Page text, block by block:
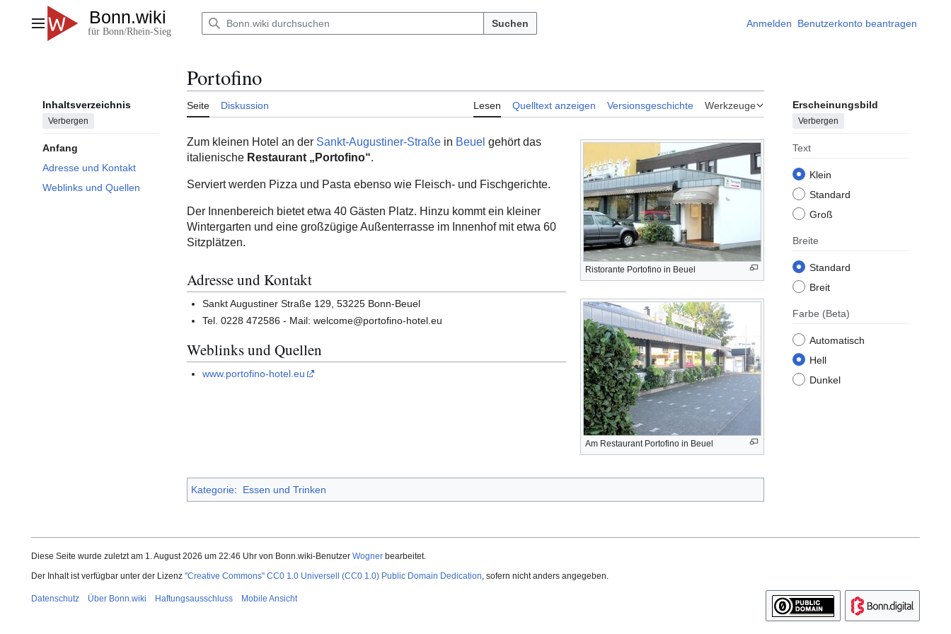
springenHauptmenü Suchen Anmelden Benutzerkonto beantragen
Inhaltsverzeichnis
Verbergen
Anfang
Adresse und Kontakt
Weblinks und Quellen
Portofino
Seite Diskussion Lesen Quelltext anzeigen Versionsgeschichte Werkzeuge Erscheinungsbild
Verbergen
Text
Klein
Standard
Groß
Breite
Standard
Breit
Farbe (Beta)
Automatisch
Hell
Dunkel
Ristorante Portofino in Beuel
Am Restaurant Portofino in Beuel
Zum kleinen Hotel an der Sankt-Augustiner-Straße in Beuel gehört das
italienische Restaurant „Portofino“.
Serviert werden Pizza und Pasta ebenso wie Fleisch- und Fischgerichte.
Der Innenbereich bietet etwa 40 Gästen Platz. Hinzu kommt ein kleiner
Wintergarten und eine großzügige Außenterrasse im Innenhof mit etwa 60
Sitzplätzen.
Adresse und Kontakt
Sankt Augustiner Straße 129, 53225 Bonn-Beuel
Tel. 0228 472586 - Mail: welcome@portofino-hotel.eu
Weblinks und Quellen
www.portofino-hotel.eu
Kategorie: Essen und Trinken
Diese Seite wurde zuletzt am 1. August 2026 um 22:46 Uhr von Bonn.wiki-Benutzer Wogner bearbeitet.
Der Inhalt ist verfügbar unter der Lizenz ''Creative Commons'' CC0 1.0 Universell (CC0 1.0) Public Domain Dedication, sofern nicht anders angegeben.
Datenschutz Über Bonn.wiki Haftungsausschluss Mobile Ansicht